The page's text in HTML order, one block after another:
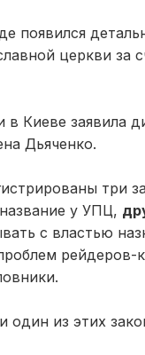
появился
церкви за
Киеве заявила
Дьяченко.
три
у УПЦ,
с властью
рейдеров-
один из этих